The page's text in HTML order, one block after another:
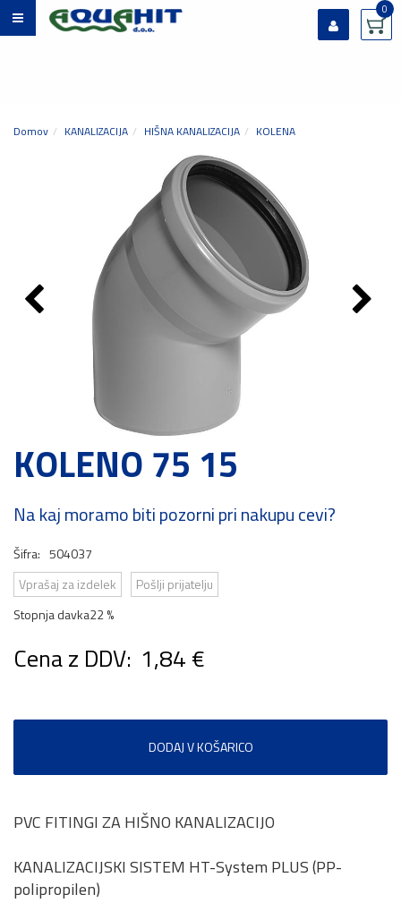
0
Domov KANALIZACIJA HIŠNA KANALIZACIJA KOLENA
KOLENO 75 15
Na kaj moramo biti pozorni pri nakupu cevi?
Šifra: 504037
Vprašaj za izdelek
Pošlji prijatelju
Stopnja davka22 %
Cena z DDV: 1,84 €
DODAJ V KOŠARICO
PVC FITINGI ZA HIŠNO KANALIZACIJO
KANALIZACIJSKI SISTEM HT-System PLUS (PP-
polipropilen)